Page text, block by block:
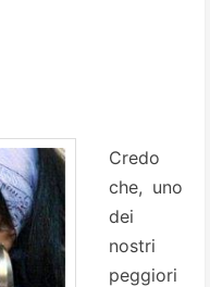
Credo
che, uno
dei
nostri
peggiori